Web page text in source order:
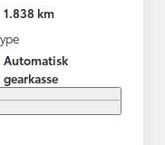
1.838 km
Automatisk
gearkasse